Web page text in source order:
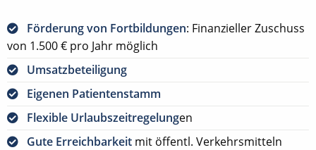
Förderung von Fortbildungen: Finanzieller Zuschuss
von 1.500 € pro Jahr möglich
Umsatzbeteiligung
Eigenen Patientenstamm
Flexible Urlaubszeitregelungen
Gute Erreichbarkeit mit öffentl. Verkehrsmitteln